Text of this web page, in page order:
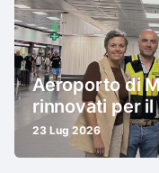
Aeroporto di
rinnovati per
23 Lug 2026